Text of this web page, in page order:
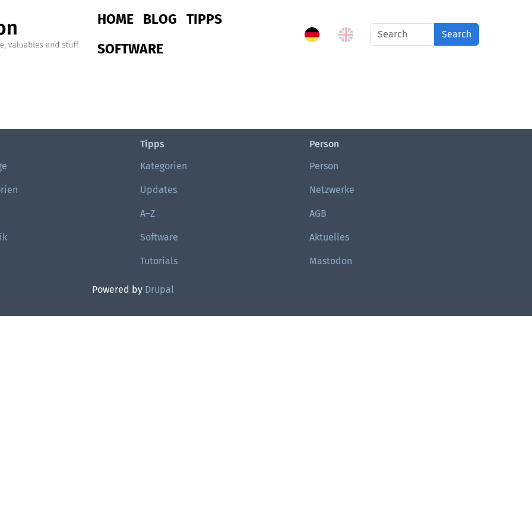
Main navigation
HOME BLOG
TIPPS
SOFTWARE
Search
Tipps
Kategorien
Updates
A–Z
Software
Tutorials
Person
Person
Netzwerke
AGB
Aktuelles
Mastodon
Powered by Drupal